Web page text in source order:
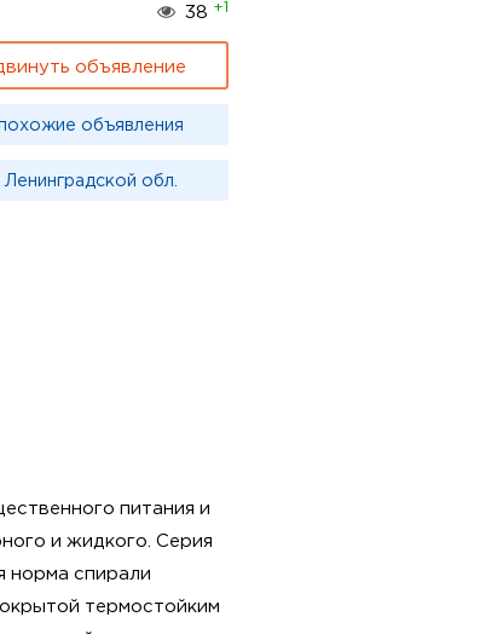
38 +1
объявление
объявления
обл.
питания и
и жидкого. Серия
норма спирали
термостойким